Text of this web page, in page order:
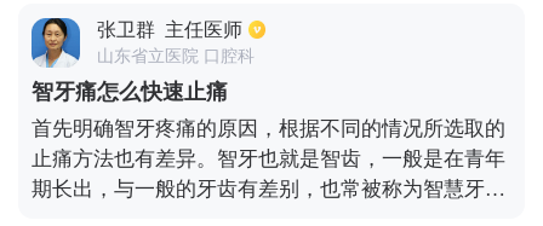
通过药物治疗效果不理想或者病情加重，建议及时去
正规口腔科医院，让临床医生检查确诊后再对症治
疗，其次期间也要多补充水分，禁止吃刺激性食物，
避免使牙痛加重。
张卫群 主任医师
山东省立医院 口腔科
智牙痛怎么快速止痛
首先明确智牙疼痛的原因，根据不同的情况所选取的
止痛方法也有差异。智牙也就是智齿，一般是在青年
期长出，与一般的牙齿有差别，也常被称为智慧牙。